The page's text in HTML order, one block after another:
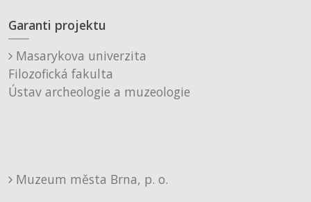
Garanti projektu
Masarykova univerzita
Filozofická fakulta
Ústav archeologie a muzeologie
Muzeum města Brna, p. o.